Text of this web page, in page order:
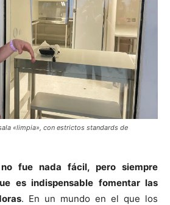
«limpia», con estrictos standards de
fue nada fácil, pero siempre
es indispensable fomentar las
. En un mundo en el que los